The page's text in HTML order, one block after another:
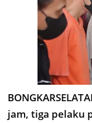
jam, tiga pelaku